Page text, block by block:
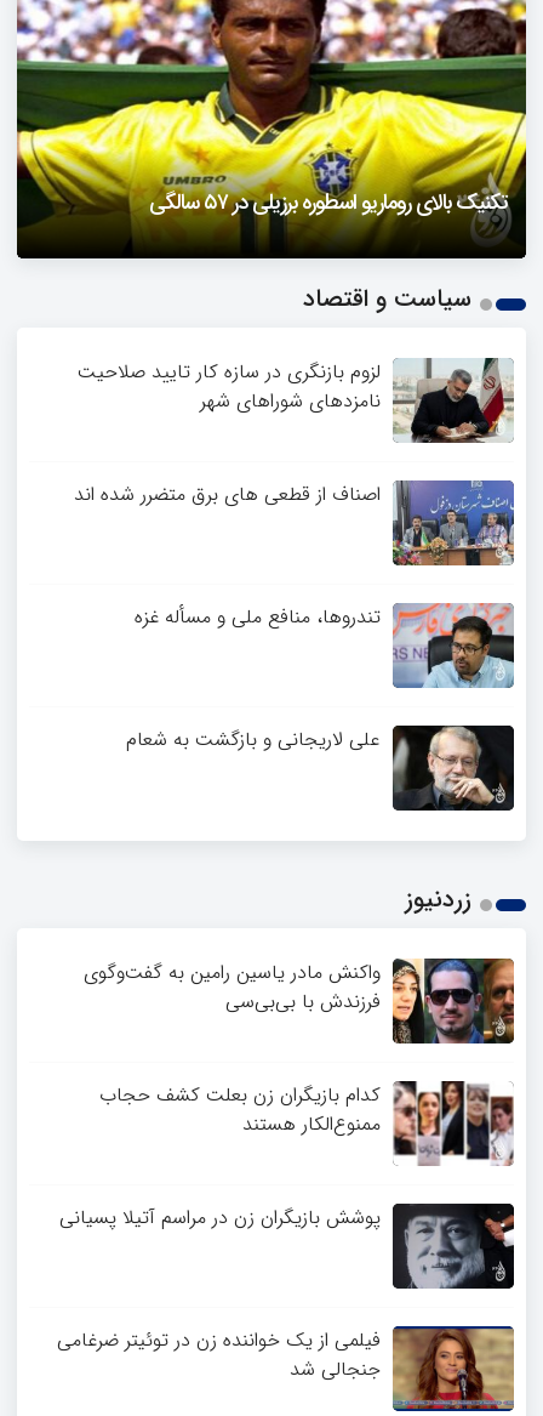
تکنیک بالای روماریو اسطوره برزیلی در ۵۷ سالگی
فیلمی از یک خواننده زن در توئیتر ضرغامی جنجالی شد
حمله تند مصطفی کواکبیان به مجری جنجالی صدا و سیما
دزفول را باید دید
2
سیاست و اقتصاد
لزوم بازنگری در سازه کار تایید صلاحیت
نامزدهای شوراهای شهر
اصناف از قطعی های برق متضرر شده اند
تندروها، منافع ملی و مسأله غزه
علی لاریجانی و بازگشت به شعام
زردنیوز
واکنش مادر یاسین رامین به گفت‌وگوی
فرزندش با بی‌بی‌سی
کدام بازیگران زن بعلت کشف حجاب
ممنوع‌الکار هستند
پوشش بازیگران زن در مراسم آتیلا پسیانی
فیلمی از یک خواننده زن در توئیتر ضرغامی
جنجالی شد